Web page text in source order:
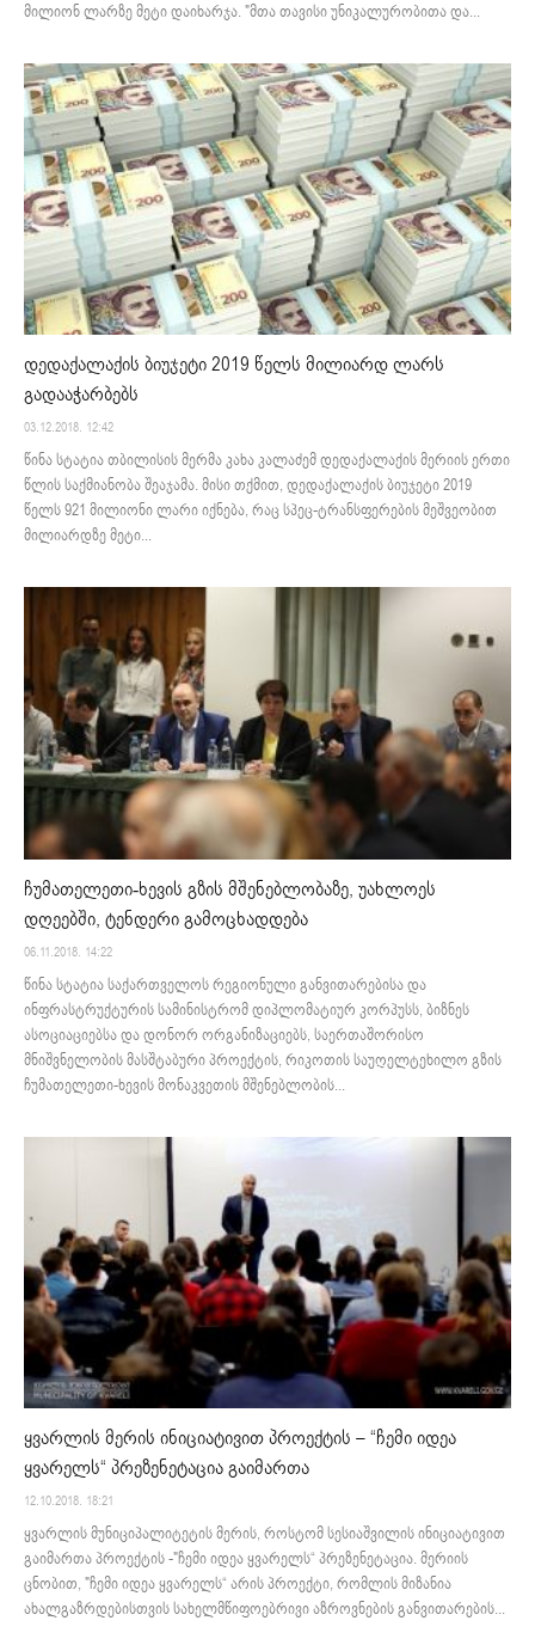
მილიონ ლარზე მეტი დაიხარჯა. "მთა თავისი უნიკალურობითა და...
დედაქალაქის ბიუჯეტი 2019 წელს მილიარდ ლარს
გადააჭარბებს
03.12.2018. 12:42
წინა სტატია თბილისის მერმა კახა კალაძემ დედაქალაქის მერიის ერთი
წლის საქმიანობა შეაჯამა. მისი თქმით, დედაქალაქის ბიუჯეტი 2019
წელს 921 მილიონი ლარი იქნება, რაც სპეც-ტრანსფერების მეშვეობით
მილიარდზე მეტი...
ჩუმათელეთი-ხევის გზის მშენებლობაზე, უახლოეს
დღეებში, ტენდერი გამოცხადდება
06.11.2018. 14:22
წინა სტატია საქართველოს რეგიონული განვითარებისა და
ინფრასტრუქტურის სამინისტრომ დიპლომატიურ კორპუსს, ბიზნეს
ასოციაციებსა და დონორ ორგანიზაციებს, საერთაშორისო
მნიშვნელობის მასშტაბური პროექტის, რიკოთის საუღელტეხილო გზის
ჩუმათელეთი-ხევის მონაკვეთის მშენებლობის...
ყვარლის მერის ინიციატივით პროექტის – “ჩემი იდეა
ყვარელს“ პრეზენეტაცია გაიმართა
12.10.2018. 18:21
ყვარლის მუნიციპალიტეტის მერის, როსტომ სესიაშვილის ინიციატივით
გაიმართა პროექტის -"ჩემი იდეა ყვარელს“ პრეზენეტაცია. მერიის
ცნობით, "ჩემი იდეა ყვარელს“ არის პროექტი, რომლის მიზანია
ახალგაზრდებისთვის სახელმწიფოებრივი აზროვნების განვითარების...